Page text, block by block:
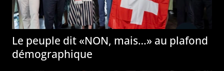
Le peuple dit «NON, mais…» au plafond
démographique